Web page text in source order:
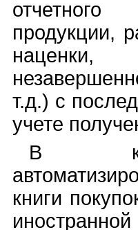
отчетного
продукции,
наценки,
т.д.) с
учете
В
книги